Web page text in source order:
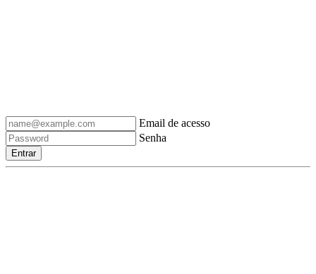
Email de acesso
Senha
Entrar